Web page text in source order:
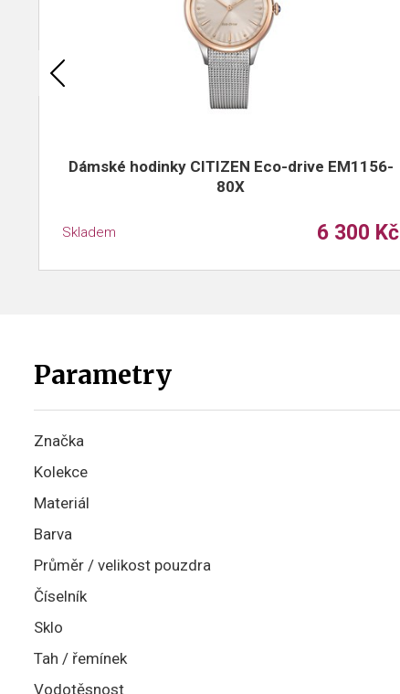
Dámské hodinky CITIZEN Eco-drive EM1156-
80X
Skladem 6 300 Kč
Parametry
Značka
Kolekce
Materiál
Barva
Průměr / velikost pouzdra
Číselník
Sklo
Tah / řemínek
Vodotěsnost